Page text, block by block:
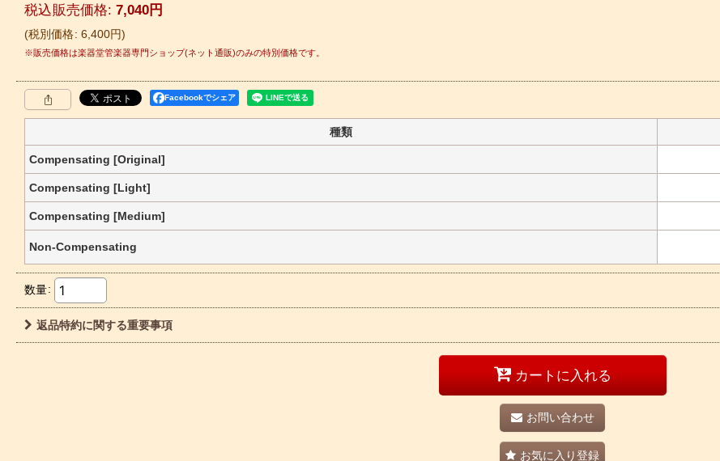
税別価格: 6,400円
税込 : 7,040円
Facebookでシェア
種類
Compensating [Original]
Compensating [Light]
Compensating [Medium]
Non-Compensating
数量:
返品特約に関する重要事項
カートに入れる
お問い合わせ
お気に入り登録